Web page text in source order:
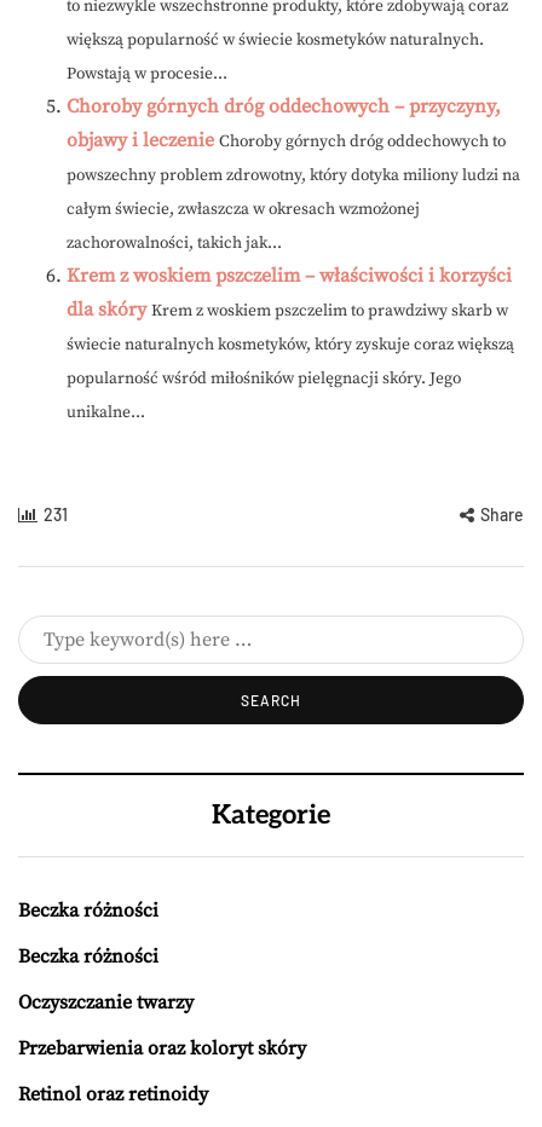
to niezwykle wszechstronne produkty, które zdobywają coraz
większą popularność w świecie kosmetyków naturalnych.
Powstają w procesie...
Choroby górnych dróg oddechowych – przyczyny,
objawy i leczenie Choroby górnych dróg oddechowych to
powszechny problem zdrowotny, który dotyka miliony ludzi na
całym świecie, zwłaszcza w okresach wzmożonej
zachorowalności, takich jak...
Krem z woskiem pszczelim – właściwości i korzyści
dla skóry Krem z woskiem pszczelim to prawdziwy skarb w
świecie naturalnych kosmetyków, który zyskuje coraz większą
popularność wśród miłośników pielęgnacji skóry. Jego
unikalne...
231 Share
Kategorie
Beczka różności
Beczka różności
Oczyszczanie twarzy
Przebarwienia oraz koloryt skóry
Retinol oraz retinoidy